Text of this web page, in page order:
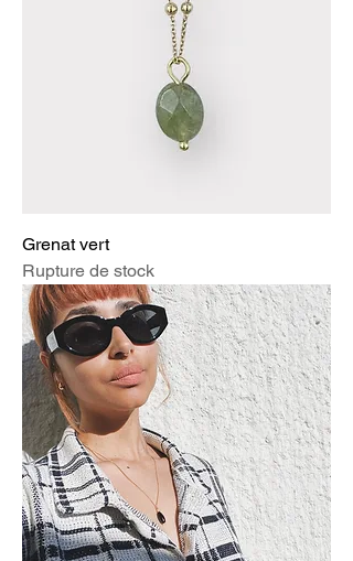
Grenat vert
Rupture de stock